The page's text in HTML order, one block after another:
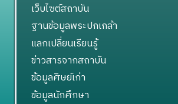
เว็บไซต์สถาบัน
ฐานข้อมูลพระปกเกล้า
แลกเปลี่ยนเรียนรู้
ข่าวสารจากสถาบัน
ข้อมูลศิษย์เก่า
ข้อมูลนักศึกษา